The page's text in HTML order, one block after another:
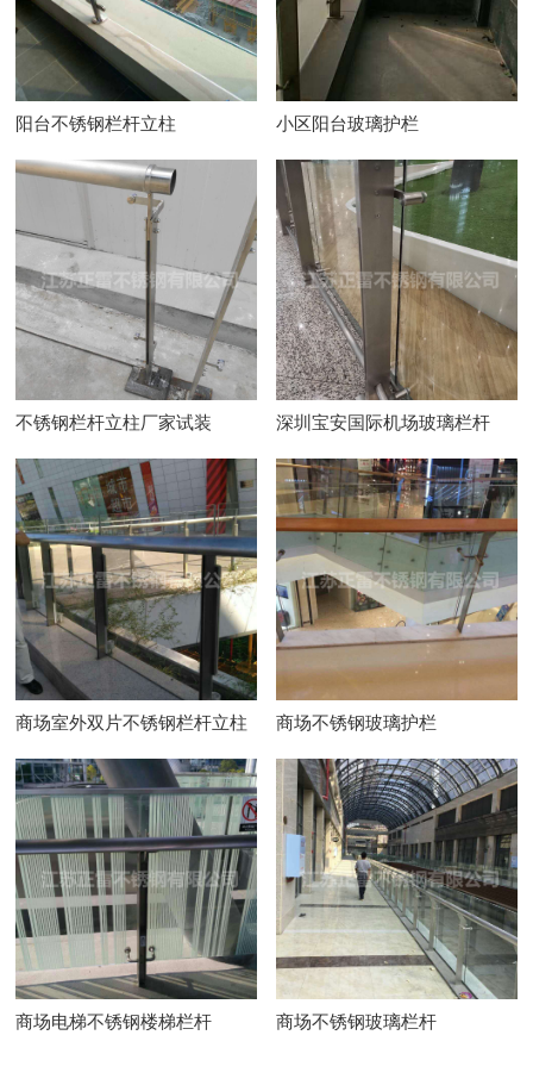
阳台不锈钢栏杆立柱 小区阳台玻璃护栏
不锈钢栏杆立柱厂家试装 深圳宝安国际机场玻璃栏杆
商场室外双片不锈钢栏杆立柱 商场不锈钢玻璃护栏
商场电梯不锈钢楼梯栏杆 商场不锈钢玻璃栏杆